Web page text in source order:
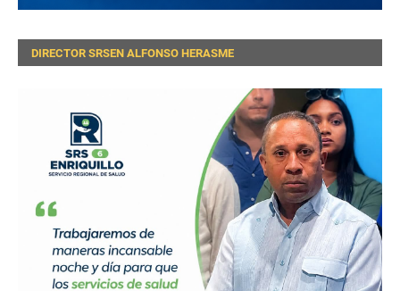
DIRECTOR SRSEN ALFONSO HERASME